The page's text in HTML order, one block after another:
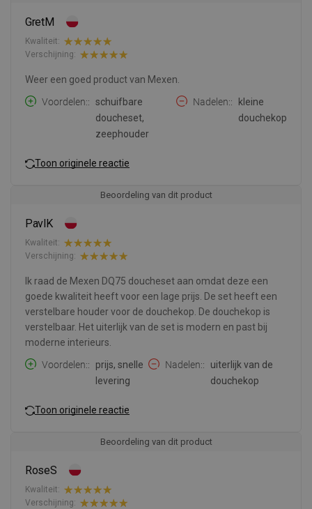
GretM
Kwaliteit:
Verschijning:
Weer een goed product van Mexen.
Voordelen:
schuifbare
doucheset,
zeephouder
Nadelen:
kleine
douchekop
Toon originele reactie
Beoordeling van dit product
PavlK
Kwaliteit:
Verschijning:
Ik raad de Mexen DQ75 doucheset aan omdat deze een
goede kwaliteit heeft voor een lage prijs. De set heeft een
verstelbare houder voor de douchekop. De douchekop is
verstelbaar. Het uiterlijk van de set is modern en past bij
moderne interieurs.
Voordelen:
prijs, snelle
levering
Nadelen:
uiterlijk van de
douchekop
Toon originele reactie
Beoordeling van dit product
RoseS
Kwaliteit:
Verschijning: